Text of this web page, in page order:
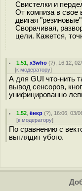
Свистелки и
От компиза в свое
двигая
Сворачивая,
цели. Кажется,
1.51 ,x3who (?), 16:12,
[к модератору]
А для GUI что-нить
вывод сенсоров,
унифицированно
1.52 ,ёнкр (?), 16:06, 03/
[к модератору]
По сравнению с
выглядит убого.